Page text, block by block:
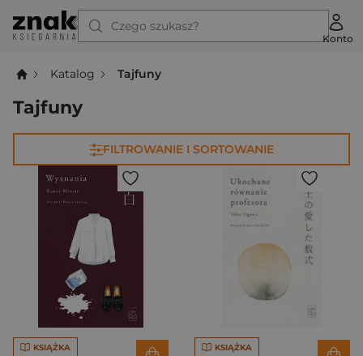
Czego szukasz?
Konto
Katalog Tajfuny
Tajfuny
FILTROWANIE I SORTOWANIE
KSIĄŻKA KSIĄŻKA